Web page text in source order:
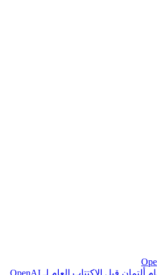
ام لتمان قبل لكتتاب لعام لـ OpenAI